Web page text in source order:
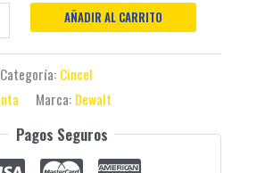
AÑADIR AL CARRITO
Categoría: Cincel
Marca: Dewalt
Pagos Seguros